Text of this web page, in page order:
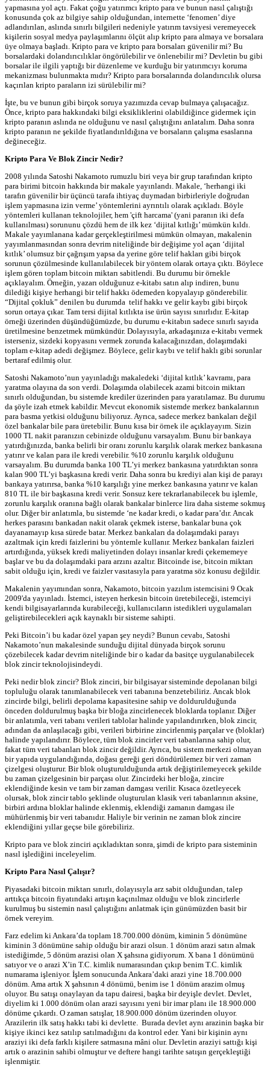
yapmasına yol açtı. Fakat çoğu yatırımcı kripto para ve bunun nasıl çalıştığı
konusunda çok az bilgiye sahip olduğundan, internette ‘fenomen’ diye
adlandırılan, aslında sınırlı bilgileri nedeniyle yatırım tavsiyesi veremeyecek
kişilerin sosyal medya paylaşımlarını ölçüt alıp kripto para almaya ve borsalara
üye olmaya başladı. Kripto para ve kripto para borsaları güvenilir mi? Bu
borsalardaki dolandırıcılıklar öngörülebilir ve önlenebilir mi? Devletin bu gibi
borsalar ile ilgili yaptığı bir düzenleme ve kurduğu bir yatırımcıyı koruma
mekanizması bulunmakta mıdır? Kripto para borsalarında dolandırıcılık olursa
kaçırılan kripto paraların izi sürülebilir mi?
İşte, bu ve bunun gibi birçok soruya yazımızda cevap bulmaya çalışacağız.
Önce, kripto para hakkındaki bilgi eksikliklerini olabildiğince gidermek için
kripto paranın aslında ne olduğunu ve nasıl çalıştığını anlatalım. Daha sonra
kripto paranın ne şekilde fiyatlandırıldığına ve borsaların çalışma esaslarına
değineceğiz.
Kripto Para Ve Blok Zincir Nedir?
2008 yılında Satoshi Nakamoto rumuzlu biri veya bir grup tarafından kripto
para birimi bitcoin hakkında bir makale yayınlandı. Makale, ‘herhangi iki
tarafın güvenilir bir üçüncü tarafa ihtiyaç duymadan birbirleriyle doğrudan
işlem yapmasına izin verme’ yöntemlerini ayrıntılı olarak açıkladı. Böyle
yöntemleri kullanan teknolojiler, hem 'çift harcama' (yani paranın iki defa
kullanılması) sorununu çözdü hem de ilk kez ‘dijital kıtlığı’ mümkün kıldı.
Makale yayımlanana kadar gerçekleştirilmesi mümkün olmayan, makalenin
yayımlanmasından sonra devrim niteliğinde bir değişime yol açan ‘dijital
kıtlık’ olumsuz bir çağrışım yapsa da yerine göre telif hakları gibi birçok
sorunun çözülmesinde kullanılabilecek bir yöntem olarak ortaya çıktı. Böylece
işlem gören toplam bitcoin miktarı sabitlendi. Bu durumu bir örnekle
açıklayalım. Örneğin, yazarı olduğunuz e-kitabı satın alıp indiren, bunu
dilediği kişiye herhangi bir telif hakkı ödemeden kopyalayıp gönderebilir.
“Dijital çokluk” denilen bu durumda telif hakkı ve gelir kaybı gibi birçok
sorun ortaya çıkar. Tam tersi dijital kıtlıkta ise ürün sayısı sınırlıdır. E-kitap
örneği üzerinden düşündüğümüzde, bu durumu e-kitabın sadece sınırlı sayıda
üretilmesine benzetmek mümkündür. Dolayısıyla, arkadaşınıza e-kitabı vermek
isterseniz, sizdeki kopyasını vermek zorunda kalacağınızdan, dolaşımdaki
toplam e-kitap adedi değişmez. Böylece, gelir kaybı ve telif haklı gibi sorunlar
bertaraf edilmiş olur.
Satoshi Nakamoto’nun yayınladığı makaledeki ‘dijital kıtlık’ kavramı, para
yaratma olayına da son verdi. Dolaşımda olabilecek azami bitcoin miktarı
sınırlı olduğundan, bu sistemde krediler üzerinden para yaratılamaz. Bu durumu
da şöyle izah etmek kabildir. Mevcut ekonomik sistemde merkez bankalarının
para basma yetkisi olduğunu biliyoruz. Ayrıca, sadece merkez bankaları değil
özel bankalar bile para üretebilir. Bunu kısa bir örnek ile açıklayayım. Sizin
1000 TL nakit paranızın cebinizde olduğunu varsayalım. Bunu bir bankaya
yatırdığınızda, banka belirli bir oranı zorunlu karşılık olarak merkez bankasına
yatırır ve kalan para ile kredi verebilir. %10 zorunlu karşılık olduğunu
varsayalım. Bu durumda banka 100 TL’yi merkez bankasına yatırdıktan sonra
kalan 900 TL’yi başkasına kredi verir. Daha sonra bu krediyi alan kişi de parayı
bankaya yatırırsa, banka %10 karşılığı yine merkez bankasına yatırır ve kalan
810 TL ile bir başkasına kredi verir. Sonsuz kere tekrarlanabilecek bu işlemle,
zorunlu karşılık oranına bağlı olarak bankalar binlerce lira daha sisteme sokmuş
olur. Diğer bir anlatımla, bu sistemde ‘ne kadar kredi, o kadar para’dır. Ancak
herkes parasını bankadan nakit olarak çekmek isterse, bankalar buna çok
dayanamayıp kısa sürede batar. Merkez bankaları da dolaşımdaki parayı
azaltmak için kredi faizlerini bu yöntemle kullanır. Merkez bankaları faizleri
artırdığında, yüksek kredi maliyetinden dolayı insanlar kredi çekememeye
başlar ve bu da dolaşımdaki para arzını azaltır. Bitcoinde ise, bitcoin miktarı
sabit olduğu için, kredi ve faizler vasıtasıyla para yaratma söz konusu değildir.
Makalenin yayımından sonra, Nakamoto, bitcoin yazılım istemcisini 9 Ocak
2009'da yayınladı. İstemci, isteyen herkesin bitcoin üretebileceği, istemciyi
kendi bilgisayarlarında kurabileceği, kullanıcıların istedikleri uygulamaları
geliştirebilecekleri açık kaynaklı bir sisteme sahipti.
Peki Bitcoin’i bu kadar özel yapan şey neydi? Bunun cevabı, Satoshi
Nakamoto’nun makalesinde sunduğu dijital dünyada birçok sorunu
çözebilecek kadar devrim niteliğinde bir o kadar da basitçe uygulanabilecek
blok zincir teknolojisindeydi.
Peki nedir blok zincir? Blok zinciri, bir bilgisayar sisteminde depolanan bilgi
topluluğu olarak tanımlanabilecek veri tabanına benzetebiliriz. Ancak blok
zincirde bilgi, belirli depolama kapasitesine sahip ve doldurulduğunda
önceden doldurulmuş başka bir bloğa zincirlenecek bloklarda toplanır. Diğer
bir anlatımla, veri tabanı verileri tablolar halinde yapılandırırken, blok zincir,
adından da anlaşılacağı gibi, verileri birbirine zincirlenmiş parçalar ve (bloklar)
halinde yapılandırır. Böylece, tüm blok zincirler veri tabanlarına sahip olur,
fakat tüm veri tabanları blok zincir değildir. Ayrıca, bu sistem merkezi olmayan
bir yapıda uygulandığında, doğası gereği geri döndürülemez bir veri zaman
çizelgesi oluşturur. Bir blok oluşturulduğunda artık değiştirilemeyecek şekilde
bu zaman çizelgesinin bir parçası olur. Zincirdeki her bloğa, zincire
eklendiğinde kesin ve tam bir zaman damgası verilir. Kısaca özetleyecek
olursak, blok zincir tablo şeklinde oluşturulan klasik veri tabanlarının aksine,
birbiri ardına bloklar halinde eklenmiş, eklendiği zamanın damgası ile
mühürlenmiş bir veri tabanıdır. Haliyle bir verinin ne zaman blok zincire
eklendiğini yıllar geçse bile görebiliriz.
Kripto para ve blok zinciri açıkladıktan sonra, şimdi de kripto para sisteminin
nasıl işlediğini inceleyelim.
Kripto Para Nasıl Çalışır?
Piyasadaki bitcoin miktarı sınırlı, dolayısıyla arz sabit olduğundan, talep
arttıkça bitcoin fiyatındaki artışın kaçınılmaz olduğu ve blok zincirlerle
kurulmuş bu sistemin nasıl çalıştığını anlatmak için günümüzden basit bir
örnek vereyim.
Farz edelim ki Ankara’da toplam 18.700.000 dönüm, kiminin 5 dönümüne
kiminin 3 dönümüne sahip olduğu bir arazi olsun. 1 dönüm arazi satın almak
istediğimde, 5 dönüm arazisi olan X şahsına gidiyorum. X bana 1 dönümünü
satıyor ve o arazi X’in T.C. kimlik numarasından çıkıp benim T.C. kimlik
numarama işleniyor. İşlem sonucunda Ankara’daki arazi yine 18.700.000
dönüm. Ama artık X şahsının 4 dönümü, benim ise 1 dönüm arazim olmuş
oluyor. Bu satışı onaylayan da tapu dairesi, başka bir deyişle devlet. Devlet,
diyelim ki 1.000 dönüm olan arazi sayısını yeni bir imar planı ile 18.900.000
dönüme çıkardı. O zaman satışlar, 18.900.000 dönüm üzerinden oluyor.
Arazilerin ilk satış hakkı tabi ki devlette. Burada devlet aynı arazinin başka bir
kişiye ikinci kez satılıp satılmadığını da kontrol eder. Yani bir kişinin aynı
araziyi iki defa farklı kişilere satmasına mâni olur. Devletin araziyi sattığı kişi
artık o arazinin sahibi olmuştur ve deftere hangi tarihte satışın gerçekleştiği
işlenmiştir.